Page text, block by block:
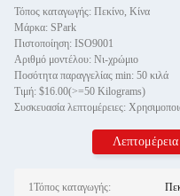
Τόπος καταγωγής: Πεκίνο, Κίνα
Μάρκα: SPark
Πιστοποίηση: ISO9001
Αριθμό μοντέλου: Νι-χρώμιο
Ποσότητα παραγγελίας min: 50 κιλά
Τιμή: $16.00(>=50 Kilograms)
Λεπτομέρεια
1Τόπος καταγωγής: